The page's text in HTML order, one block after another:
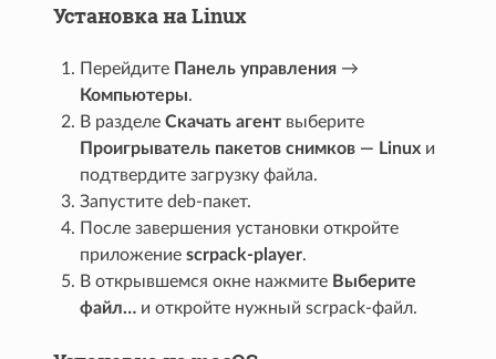
Установка на Linux
Перейдите Панель управления →
Компьютеры.
В разделеСкачать агент выберите
Проигрыватель пакетов снимков — Linux и
подтвердите загрузку файла.
Запустите deb-пакет.
После завершения установки откройте
приложениеscrpack-player.
В открывшемся окне нажмите Выберите
файл… и откройте нужный scrpack-файл.